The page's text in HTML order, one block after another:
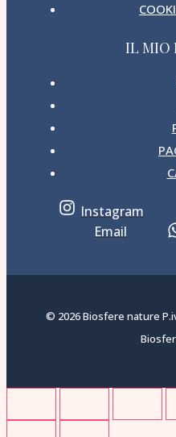
IL MIO
Instagram
Email
© 2026 Biosfere nature